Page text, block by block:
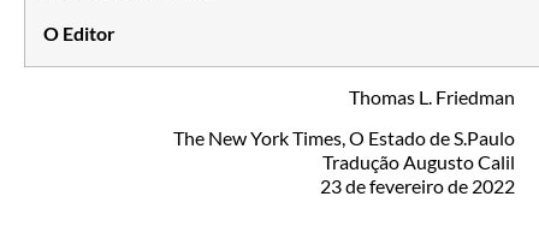
O Editor
Thomas L. Friedman
The New York Times, O Estado de S.Paulo
Tradução Augusto Calil
23 de fevereiro de 2022